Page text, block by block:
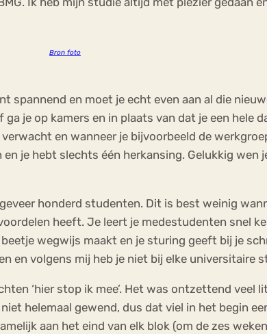
Bron foto
spannend en moet je echt even aan al die
je op kamers en in plaats van dat je een hele
en wanneer je bijvoorbeeld de
je hebt slechts één herkansing. Gelukkig wen
honderd studenten. Dit is best weinig
heeft. Je leert je medestudenten snel
wegwijs maakt en je sturing geeft bij je
en volgens mij heb je niet bij elke universitaire
‘hier stop ik mee’. Het was ontzettend veel
helemaal gewend, dus dat viel in het begin
aan het eind van elk blok (om de zes